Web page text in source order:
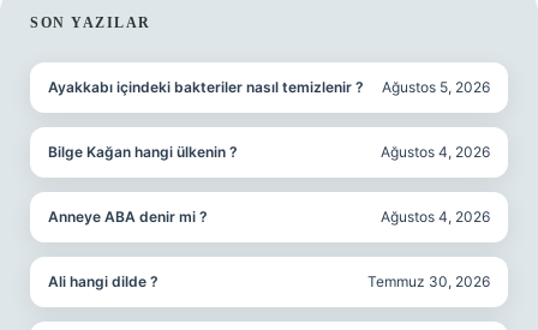
SIDEBAR
SON YAZILAR
Ayakkabı içindeki bakteriler nasıl temizlenir ? Ağustos 5, 2026
Bilge Kağan hangi ülkenin ? Ağustos 4, 2026
Anneye ABA denir mi ? Ağustos 4, 2026
Ali hangi dilde ? Temmuz 30, 2026